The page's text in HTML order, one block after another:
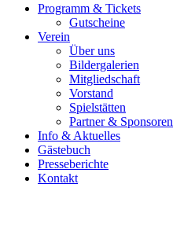
Programm & Tickets
Gutscheine
Verein
Über uns
Bildergalerien
Mitgliedschaft
Vorstand
Spielstätten
Partner & Sponsoren
Info & Aktuelles
Gästebuch
Presseberichte
Kontakt